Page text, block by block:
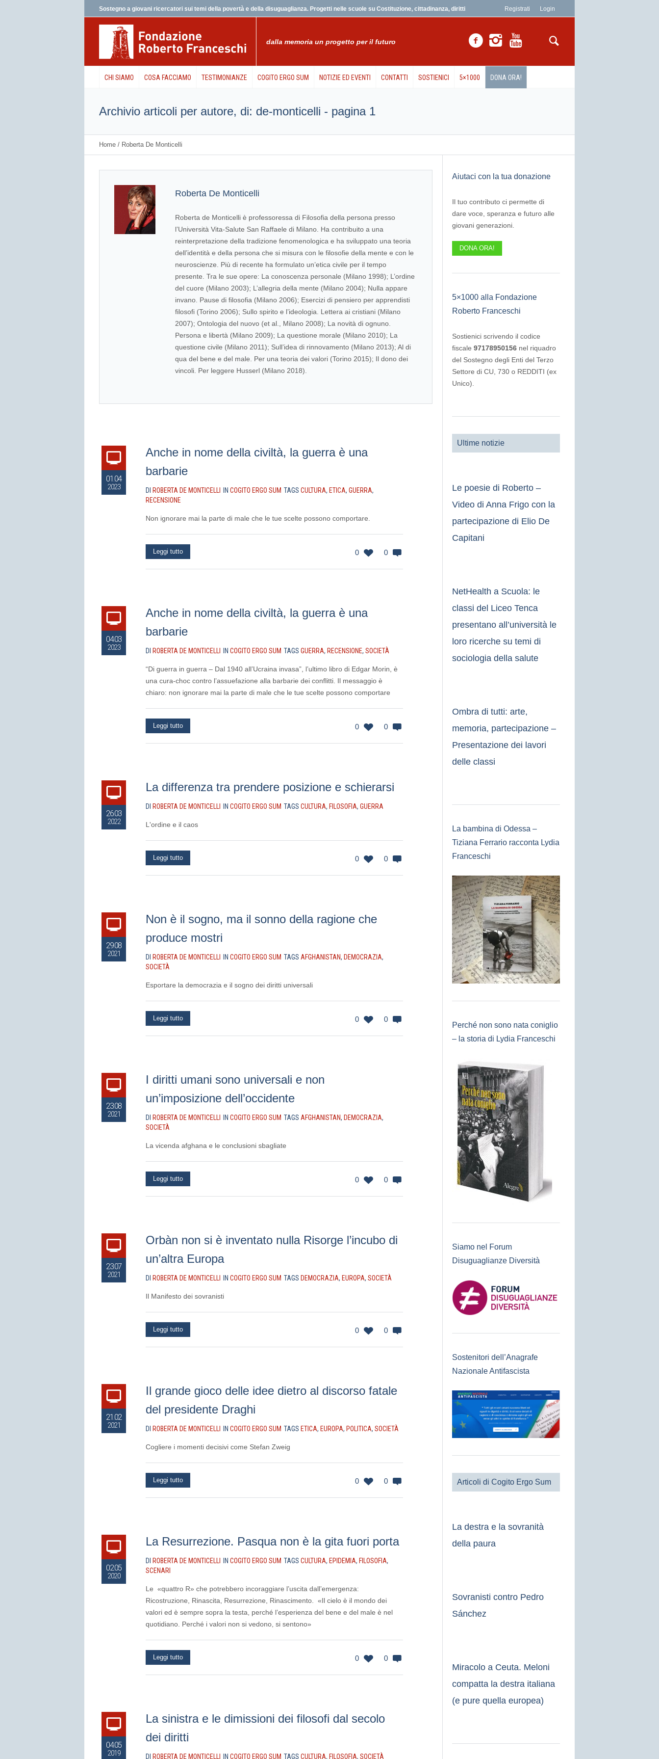
Registrati Login
Sostegno a giovani ricercatori sui temi della povertà e della disuguaglianza. Progetti nelle scuole su Costituzione, cittadinanza, diritti
dalla memoria un progetto per il futuro
CHI SIAMO COSA FACCIAMO TESTIMONIANZE COGITO ERGO SUM NOTIZIE ED EVENTI CONTATTI SOSTIENICI 5×1000 DONA ORA!
Archivio articoli per autore, di: de-monticelli - pagina 1
Home / Roberta De Monticelli
Roberta De Monticelli
Roberta de Monticelli è professoressa di Filosofia della persona presso
l’Università Vita-Salute San Raffaele di Milano. Ha contribuito a una
reinterpretazione della tradizione fenomenologica e ha sviluppato una teoria
dell’identità e della persona che si misura con le filosofie della mente e con le
neuroscienze. Più di recente ha formulato un’etica civile per il tempo
presente. Tra le sue opere: La conoscenza personale (Milano 1998); L’ordine
del cuore (Milano 2003); L’allegria della mente (Milano 2004); Nulla appare
invano. Pause di filosofia (Milano 2006); Esercizi di pensiero per apprendisti
filosofi (Torino 2006); Sullo spirito e l’ideologia. Lettera ai cristiani (Milano
2007); Ontologia del nuovo (et al., Milano 2008); La novità di ognuno.
Persona e libertà (Milano 2009); La questione morale (Milano 2010); La
questione civile (Milano 2011); Sull’idea di rinnovamento (Milano 2013); Al di
qua del bene e del male. Per una teoria dei valori (Torino 2015); Il dono dei
vincoli. Per leggere Husserl (Milano 2018).
01.04
2023
Anche in nome della civiltà, la guerra è una
barbarie
DI ROBERTA DE MONTICELLI IN COGITO ERGO SUM TAGS CULTURA, ETICA, GUERRA,
RECENSIONE
Non ignorare mai la parte di male che le tue scelte possono comportare.
0 0
Leggi tutto
04.03
2023
Anche in nome della civiltà, la guerra è una
barbarie
DI ROBERTA DE MONTICELLI IN COGITO ERGO SUM TAGS GUERRA, RECENSIONE, SOCIETÀ
“Di guerra in guerra – Dal 1940 all’Ucraina invasa”, l’ultimo libro di Edgar Morin, è
una cura-choc contro l’assuefazione alla barbarie dei conflitti. Il messaggio è
chiaro: non ignorare mai la parte di male che le tue scelte possono comportare
0 0
Leggi tutto
26.03
2022
La differenza tra prendere posizione e schierarsi
DI ROBERTA DE MONTICELLI IN COGITO ERGO SUM TAGS CULTURA, FILOSOFIA, GUERRA
L'ordine e il caos
0 0
Leggi tutto
29.08
2021
Non è il sogno, ma il sonno della ragione che
produce mostri
DI ROBERTA DE MONTICELLI IN COGITO ERGO SUM TAGS AFGHANISTAN, DEMOCRAZIA,
SOCIETÀ
Esportare la democrazia e il sogno dei diritti universali
0 0
Leggi tutto
23.08
2021
I diritti umani sono universali e non
un’imposizione dell’occidente
DI ROBERTA DE MONTICELLI IN COGITO ERGO SUM TAGS AFGHANISTAN, DEMOCRAZIA,
SOCIETÀ
La vicenda afghana e le conclusioni sbagliate
0 0
Leggi tutto
23.07
2021
Orbàn non si è inventato nulla Risorge l’incubo di
un’altra Europa
DI ROBERTA DE MONTICELLI IN COGITO ERGO SUM TAGS DEMOCRAZIA, EUROPA, SOCIETÀ
Il Manifesto dei sovranisti
0 0
Leggi tutto
21.02
2021
Il grande gioco delle idee dietro al discorso fatale
del presidente Draghi
DI ROBERTA DE MONTICELLI IN COGITO ERGO SUM TAGS ETICA, EUROPA, POLITICA, SOCIETÀ
Cogliere i momenti decisivi come Stefan Zweig
0 0
Leggi tutto
02.05
2020
La Resurrezione. Pasqua non è la gita fuori porta
DI ROBERTA DE MONTICELLI IN COGITO ERGO SUM TAGS CULTURA, EPIDEMIA, FILOSOFIA,
SCENARI
Le «quattro R» che potrebbero incoraggiare l’uscita dall’emergenza:
Ricostruzione, Rinascita, Resurrezione, Rinascimento. «Il cielo è il mondo dei
valori ed è sempre sopra la testa, perché l’esperienza del bene e del male è nel
quotidiano. Perché i valori non si vedono, si sentono»
0 0
Leggi tutto
04.05
2019
La sinistra e le dimissioni dei filosofi dal secolo
dei diritti
DI ROBERTA DE MONTICELLI IN COGITO ERGO SUM TAGS CULTURA, FILOSOFIA, SOCIETÀ
Aiutaci con la tua donazione
Il tuo contributo ci permette di
dare voce, speranza e futuro alle
giovani generazioni.
DONA ORA!
5×1000 alla Fondazione
Roberto Franceschi
Sostienici scrivendo il codice
fiscale97178950156 nel riquadro
del Sostegno degli Enti del Terzo
Settore di CU, 730 o REDDITI (ex
Unico).
Ultime notizie
Le poesie di Roberto –
Video di Anna Frigo con la
partecipazione di Elio De
Capitani
NetHealth a Scuola: le
classi del Liceo Tenca
presentano all’università le
loro ricerche su temi di
sociologia della salute
Ombra di tutti: arte,
memoria, partecipazione –
Presentazione dei lavori
delle classi
La bambina di Odessa –
Tiziana Ferrario racconta Lydia
Franceschi
Perché non sono nata coniglio
– la storia di Lydia Franceschi
Siamo nel Forum
Disuguaglianze Diversità
Sostenitori dell’Anagrafe
Nazionale Antifascista
Articoli di Cogito Ergo Sum
La destra e la sovranità
della paura
Sovranisti contro Pedro
Sánchez
Miracolo a Ceuta. Meloni
compatta la destra italiana
(e pure quella europea)